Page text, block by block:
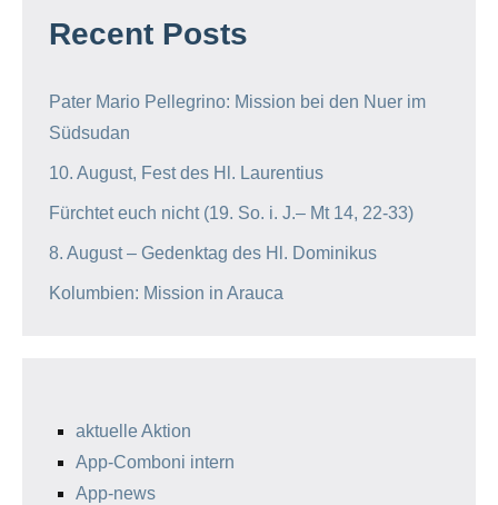
Recent Posts
Pater Mario Pellegrino: Mission bei den Nuer im
Südsudan
10. August, Fest des Hl. Laurentius
Fürchtet euch nicht (19. So. i. J.– Mt 14, 22-33)
8. August – Gedenktag des Hl. Dominikus
Kolumbien: Mission in Arauca
aktuelle Aktion
App-Comboni intern
App-news